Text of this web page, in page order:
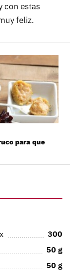
con estas
feliz.
para que
300
50 g
50 g